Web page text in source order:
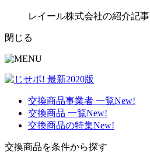
レイール株式会社の紹介記事
閉じる
交換商品事業者 一覧New!
交換商品 一覧New!
交換商品の特集New!
交換商品を条件から探す